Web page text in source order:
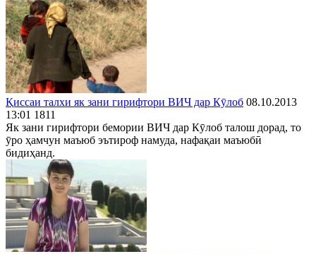
Қиссаи талхи як зани гирифтори ВИЧ дар Кӯлоб 08.10.2013
13:01 1811
Як зани гирифтори бемории ВИЧ дар Кӯлоб талош дорад, то
ӯро ҳамчун маъюб эътироф намуда, нафақаи маъюбӣ
бидиҳанд.